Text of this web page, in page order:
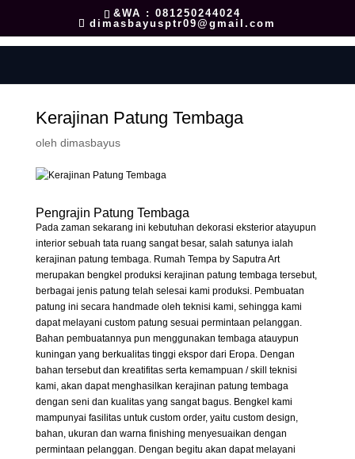
&WA : 081250244024
dimasbayusptr09@gmail.com
Kerajinan Patung Tembaga
oleh dimasbayus
Pengrajin Patung Tembaga
Pada zaman sekarang ini kebutuhan dekorasi eksterior atayupun
interior sebuah tata ruang sangat besar, salah satunya ialah
kerajinan patung tembaga. Rumah Tempa by Saputra Art
merupakan bengkel produksi kerajinan patung tembaga tersebut,
berbagai jenis patung telah selesai kami produksi. Pembuatan
patung ini secara handmade oleh teknisi kami, sehingga kami
dapat melayani custom patung sesuai permintaan pelanggan.
Bahan pembuatannya pun menggunakan tembaga atauypun
kuningan yang berkualitas tinggi ekspor dari Eropa. Dengan
bahan tersebut dan kreatifitas serta kemampuan / skill teknisi
kami, akan dapat menghasilkan kerajinan patung tembaga
dengan seni dan kualitas yang sangat bagus. Bengkel kami
mampunyai fasilitas untuk custom order, yaitu custom design,
bahan, ukuran dan warna finishing menyesuaikan dengan
permintaan pelanggan. Dengan begitu akan dapat melayani